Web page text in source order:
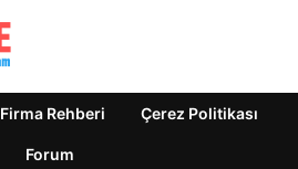
Firma Rehberi Çerez Politikası
Forum